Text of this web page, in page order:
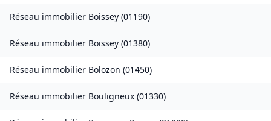
Réseau immobilier Boissey (01190)
Réseau immobilier Boissey (01380)
Réseau immobilier Bolozon (01450)
Réseau immobilier Bouligneux (01330)